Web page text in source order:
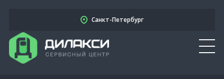
Санкт-Петербург